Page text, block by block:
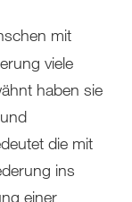
mit
viele
haben sie
die mit
ins
einer